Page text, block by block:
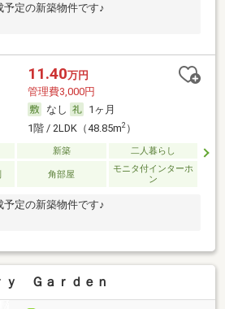
予定の新築物件です♪
11.40万円
管理費3,000円
なし
1ヶ月
1階 / 2LDK（48.85m2）
新築 二人暮らし
角部屋
モニタ付インターホ
ン
予定の新築物件です♪
ｙ Ｇａｒｄｅｎ